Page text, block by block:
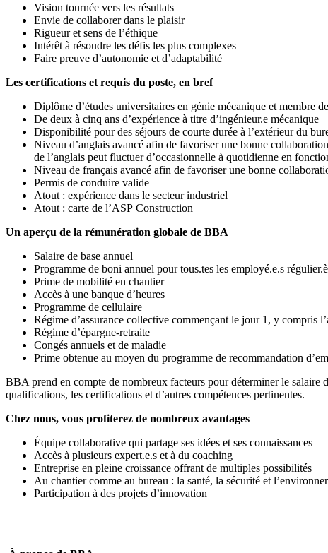
Vision tournée vers les résultats
Envie de collaborer dans le plaisir
Rigueur et sens de l’éthique
Intérêt à résoudre les défis les plus complexes
Faire preuve d’autonomie et d’adaptabilité
Les certifications et requis du poste, en bref
Diplôme d’études universitaires en génie mécanique et membre
De deux à cinq ans d’expérience à titre d’ingénieur.e mécanique
Disponibilité pour des séjours de courte durée à l’extérieur du
Niveau d’anglais avancé afin de favoriser une bonne
de l’anglais peut fluctuer d’occasionnelle à quotidienne en
Niveau de français avancé afin de favoriser une bonne
Permis de conduire valide
Atout : expérience dans le secteur industriel
Atout : carte de l’ASP Construction
Un aperçu de la rémunération globale de BBA
Salaire de base annuel
Programme de boni annuel pour tous.tes les employé.e.s
Prime de mobilité en chantier
Accès à une banque d’heures
Programme de cellulaire
Régime d’assurance collective commençant le jour 1, y compris
Régime d’épargne-retraite
Congés annuels et de maladie
Prime obtenue au moyen du programme de recommandation
BBA prend en compte de nombreux facteurs pour déterminer le salaire
qualifications, les certifications et d’autres compétences pertinentes.
Chez nous, vous profiterez de nombreux avantages
Équipe collaborative qui partage ses idées et ses connaissances
Accès à plusieurs expert.e.s et à du coaching
Entreprise en pleine croissance offrant de multiples possibilités
Au chantier comme au bureau : la santé, la sécurité et
Participation à des projets d’innovation